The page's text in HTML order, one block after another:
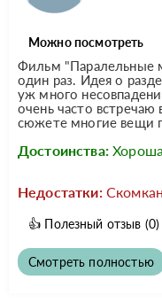
Можно посмотреть
Фильм "Паралельные
один раз. Идея о
уж много
очень часто встречаю
сюжете многие вещи
Достоинства:
Недостатки:
👍 Полезный отзыв (0)
Смотреть полностью